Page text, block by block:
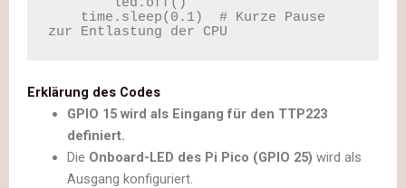
zur Entlastung der CPU
Erklärung des Codes
GPIO 15 wird als Eingang für den TTP223
definiert.
Die Onboard-LED des Pi Pico (GPIO 25) wird als
Ausgang konfiguriert.